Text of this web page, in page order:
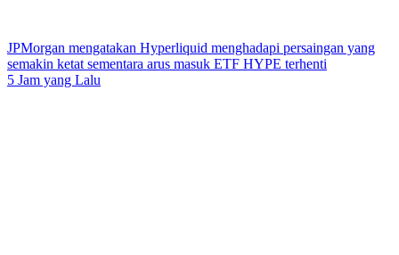
JPMorgan mengatakan Hyperliquid menghadapi persaingan yang
semakin ketat sementara arus masuk ETF HYPE terhenti
5 Jam yang Lalu